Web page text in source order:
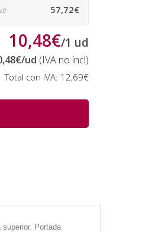
57,72€
10,48€/1 ud
/ud (IVA no incl)
Total con IVA: 12,69€
Portada